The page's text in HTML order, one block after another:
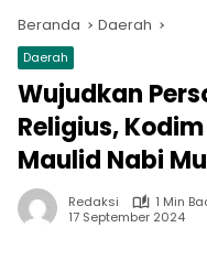
Beranda Daerah
Daerah
Wujudkan
Religius,
Maulid Nabi
Redaksi
1 Min
17 September 2024